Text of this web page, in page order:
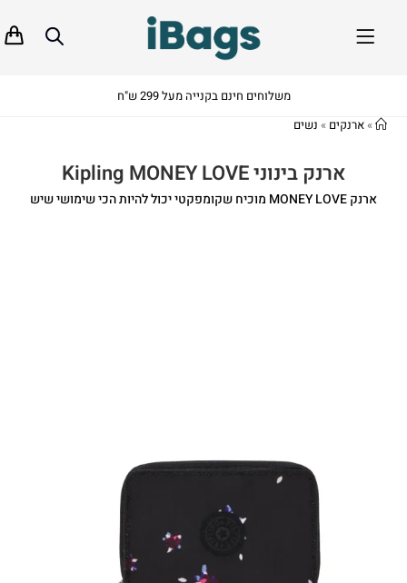
משלוחים חינם בקנייה מעל 299 ש"ח
»ארנקים » נשים
ארנק בינוני Kipling MONEY LOVE
ארנק MONEY LOVE מוכיח שקומפקטי יכול להיות הכי שימושי שיש